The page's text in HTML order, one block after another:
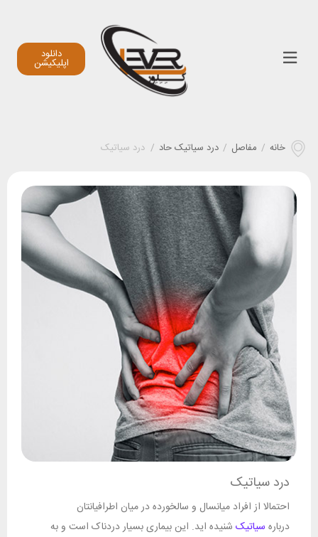
دانلود
اپلیکیشن
خانه / مفاصل / درد سیاتیک حاد / درد سیاتیک
درد سیاتیک
احتمالا از افراد میانسال و سالخورده در میان اطرافیانتان
درباره سیاتیک شنیده اید. این بیماری بسیار دردناک است و به